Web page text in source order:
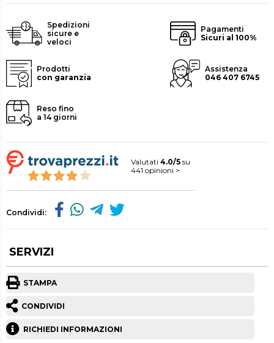
Spedizioni
sicure e
veloci
Pagamenti
Sicuri al 100%
Prodotti
con garanzia
Assistenza
046 407 6745
Reso fino
a 14 giorni
Valutati 4.0/5 su
441 opinioni >
Condividi:
SERVIZI
STAMPA
CONDIVIDI
RICHIEDI INFORMAZIONI